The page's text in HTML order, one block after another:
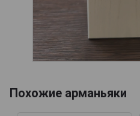
Похожие арманьяки